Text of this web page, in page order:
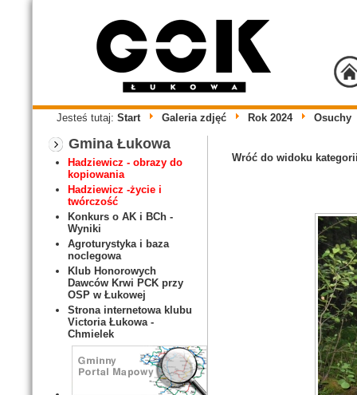
Jesteś tutaj: Start Galeria zdjęć Rok 2024 Osuchy
Gmina Łukowa
Hadziewicz - obrazy do
kopiowania
Hadziewicz -życie i
twórczość
Konkurs o AK i BCh -
Wyniki
Agroturystyka i baza
noclegowa
Klub Honorowych
Dawców Krwi PCK przy
OSP w Łukowej
Strona internetowa klubu
Victoria Łukowa -
Chmielek
Wróć do widoku